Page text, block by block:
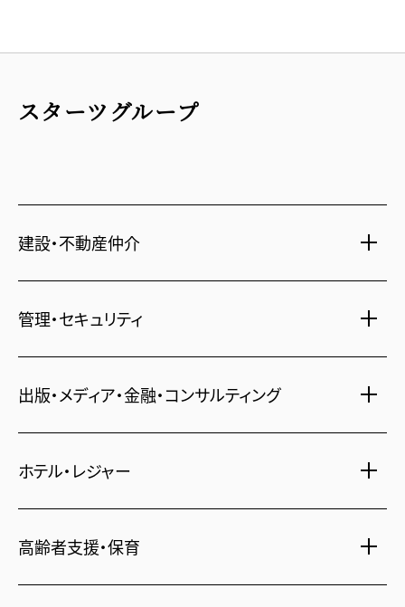
スターツグループ
建設・不動産仲介
新築分譲マンション・新築戸建
賃貸・売買物件情報
不動産仲介
一括寮仲介
オフィス移転
不動産投資
住まい・暮らし情報
管理・セキュリティ
社宅代行
ビル管理
鍵・カードキー
24時間コールセンター
出版・メディア・金融・コンサルティング
書籍・コミック
住宅ローン
保険・資産運用
ホテル・レジャー
シティ・リゾートホテル
札幌・京都・沖縄
高齢者支援・保育